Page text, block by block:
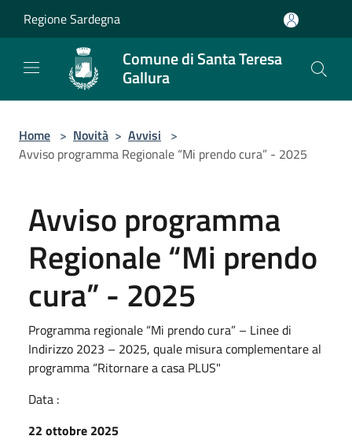
Regione Sardegna
Comune di Santa Teresa
Gallura
Home > Novità > Avvisi >
Avviso programma Regionale “Mi prendo cura” - 2025
Avviso programma
Regionale “Mi prendo
cura” - 2025
Programma regionale “Mi prendo cura” – Linee di
Indirizzo 2023 – 2025, quale misura complementare al
programma “Ritornare a casa PLUS"
Data :
22 ottobre 2025